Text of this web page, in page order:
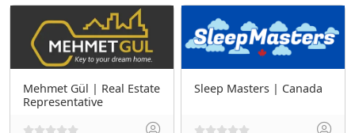
Mehmet Gül | Real Estate
Representative
Sleep Masters | Canada